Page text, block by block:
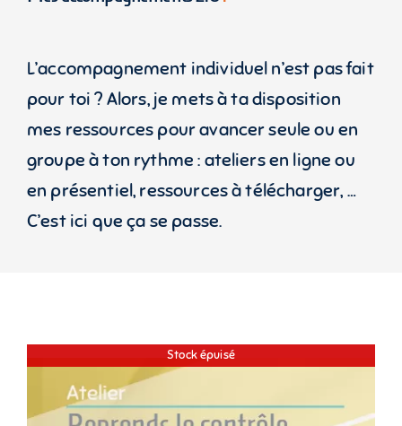
L’accompagnement individuel n’est pas fait
pour toi ? Alors, je mets à ta disposition
mes ressources pour avancer seule ou en
groupe à ton rythme : ateliers en ligne ou
en présentiel, ressources à télécharger, …
C’est ici que ça se passe.
Stock épuisé